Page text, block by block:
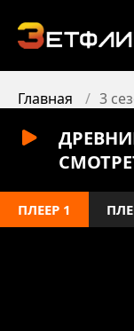
Главная 3
ПЛЕЕР 1